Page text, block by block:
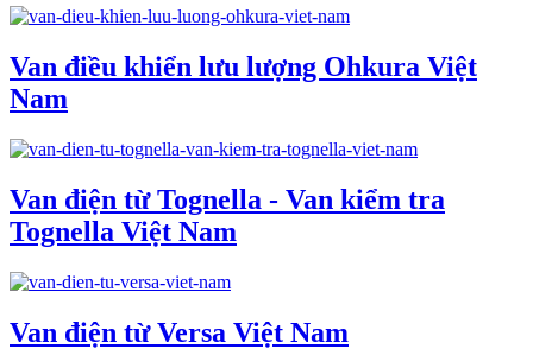
Van điều khiển lưu lượng Ohkura Việt
Nam
Van điện từ Tognella - Van kiểm tra
Tognella Việt Nam
Van điện từ Versa Việt Nam